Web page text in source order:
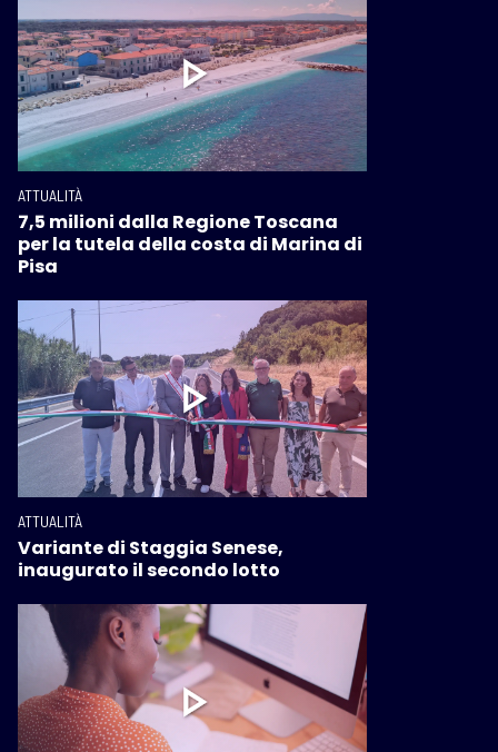
ATTUALITÀ
7,5 milioni dalla Regione Toscana
per la tutela della costa di Marina di
Pisa
ATTUALITÀ
Variante di Staggia Senese,
inaugurato il secondo lotto